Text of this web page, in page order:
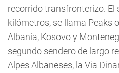
recorrido transfronterizo. El
kilómetros, se llama Peaks
Albania, Kosovo y
segundo sendero de largo
Alpes Albaneses, la Via